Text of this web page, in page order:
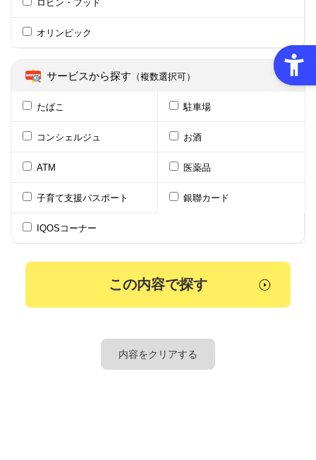
ロビン・フッド
オリンピック
サービスから探す （複数選択可）
たばこ 駐車場
コンシェルジュ お酒
ATM 医薬品
子育て支援パスポート 銀聯カード
IQOSコーナー